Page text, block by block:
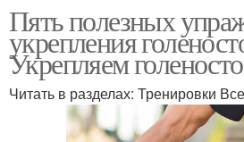
Пять полезных
укрепления
Укрепляем
Читать в разделах: Тренировки